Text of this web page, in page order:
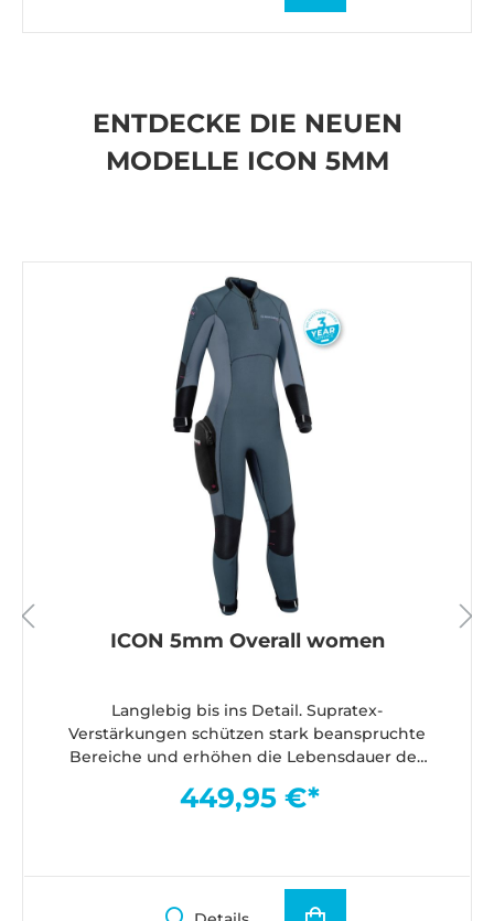
ENTDECKE DIE NEUEN
MODELLE ICON 5MM
ICON 5mm Overall women
Langlebig bis ins Detail. Supratex-
Verstärkungen schützen stark beanspruchte
Bereiche und erhöhen die Lebensdauer des
449,95 €*